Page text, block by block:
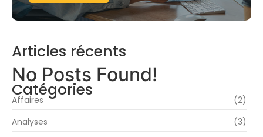
Articles récents
No Posts Found!
Catégories
Affaires
(2)
Analyses
(3)